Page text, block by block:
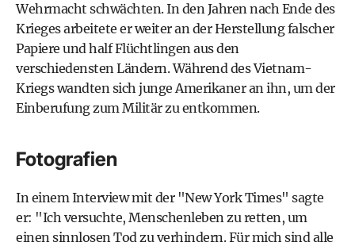
Wehrmacht schwächten. In den Jahren nach Ende des
Krieges arbeitete er weiter an der Herstellung falscher
Papiere und half Flüchtlingen aus den
verschiedensten Ländern. Während des Vietnam-
Kriegs wandten sich junge Amerikaner an ihn, um der
Einberufung zum Militär zu entkommen.
Fotografien
In einem Interview mit der "New York Times" sagte
er: "Ich versuchte, Menschenleben zu retten, um
einen sinnlosen Tod zu verhindern. Für mich sind alle